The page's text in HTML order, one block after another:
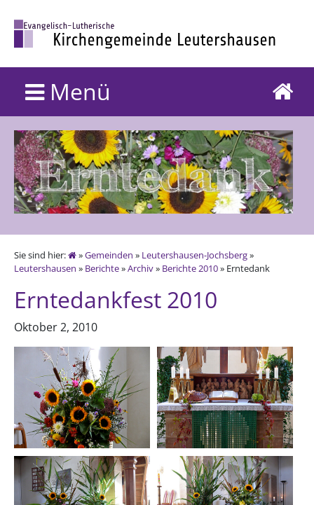
Menü
Sie sind hier: »Gemeinden » Leutershausen-Jochsberg»
Leutershausen » Berichte»Archiv» Berichte 2010» Erntedank
Erntedankfest 2010
Oktober 2, 2010